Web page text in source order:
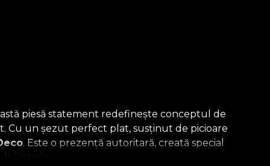
piesă statement redefinește conceptul de
Cu un șezut perfect plat, susținut de picioare
. Este o prezență autoritară, creată special
interior.